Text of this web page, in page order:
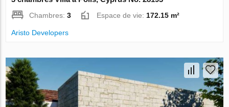
Chambres:3 Espace de vie:172.15 m²
Aristo Developers